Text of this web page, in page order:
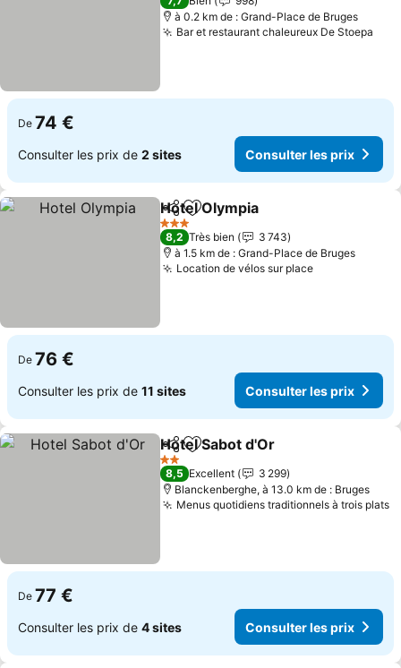
à 0.2 km de : Grand-Place de Bruges
Bar et restaurant chaleureux De Stoepa
De 74 €
Consulter les prix de 2 sites Consulter les prix
PartagerAjouter à mes favoris
Hotel Olympia
3 Étoiles
8,2 Très bien
3 743
à 1.5 km de : Grand-Place de Bruges
Location de vélos sur placeConsulter
De 76 €
Consulter les prix de 11 sites Consulter les prix
PartagerAjouter à mes favoris
Hotel Sabot d'Or
2 Étoiles
8,5 Excellent
3 299
Blanckenberghe, à 13.0 km de : Bruges
Menus quotidiens traditionnels à trois plats
De 77 €
Consulter les prix de 4 sites Consulter les prix